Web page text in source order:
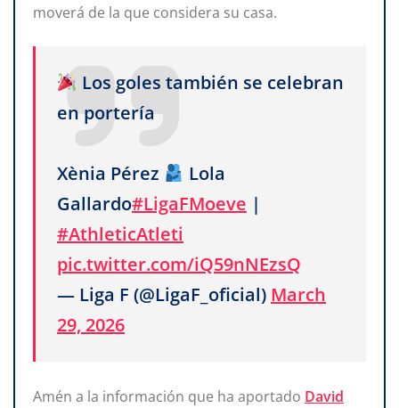
moverá de la que considera su casa.
Los goles también se celebran
en portería
Xènia Pérez
Lola
Gallardo#LigaFMoeve |
#AthleticAtleti
pic.twitter.com/iQ59nNEzsQ
— Liga F (@LigaF_oficial) March
29, 2026
Amén a la información que ha aportado David